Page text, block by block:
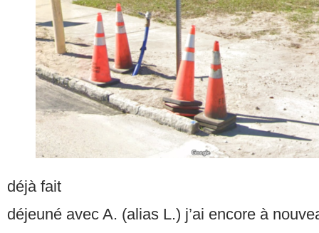
déjà fait
déjeuné avec A. (alias L.) j’ai encore à